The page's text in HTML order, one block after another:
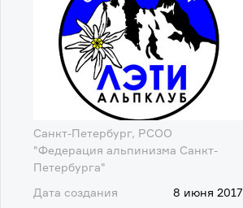
Санкт-Петербург, РСОО
"Федерация альпинизма Санкт-
Петербурга"
Дата создания
8 июня 2017